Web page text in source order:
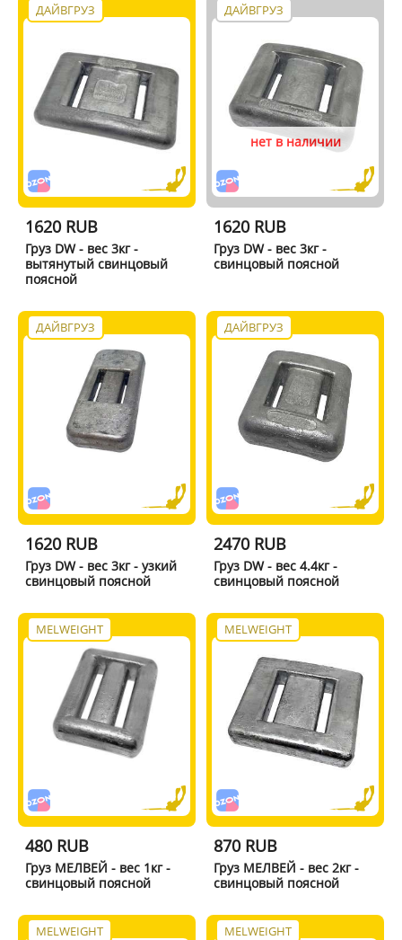
ДАЙВГРУЗ
1620 RUB
Груз DW - вес 3кг -
вытянутый свинцовый
поясной
ДАЙВГРУЗ
нет в наличии
1620 RUB
Груз DW - вес 3кг -
свинцовый поясной
ДАЙВГРУЗ
1620 RUB
Груз DW - вес 3кг - узкий
свинцовый поясной
ДАЙВГРУЗ
2470 RUB
Груз DW - вес 4.4кг -
свинцовый поясной
MELWEIGHT
480 RUB
Груз МЕЛВЕЙ - вес 1кг -
свинцовый поясной
MELWEIGHT
870 RUB
Груз МЕЛВЕЙ - вес 2кг -
свинцовый поясной
MELWEIGHT MELWEIGHT